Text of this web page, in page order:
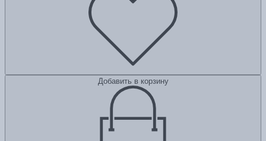
Добавить в корзину